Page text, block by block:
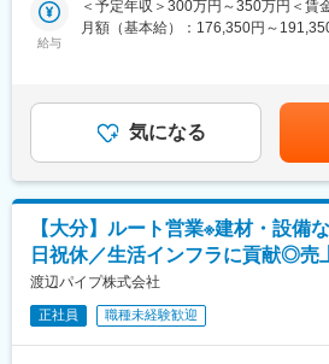
変更の範囲：会社の定める業務
です。
9割が既存のお客様への営業で、新規
■職務詳細
・既存取引先への訪問
・ 商品提案（1日5～10件）
・納品時の訪問を通じた課題ヒアリン
・見積作成、受発注、配送対応
・AI、ロボットなど幅広い商材の提案
給与
＜予定年収＞300万円～350万円＜賃
月額（基本給）：176,350円～
地域手当：・関西ブロック／20,000
モデル年収：30代／営業職／約550
金額であり、選考を通じて上下する
は固定手当を含めた表記です。
気になる
【大分】ルート営業※建材・設備
日祝休／生活インフラに貢献◎
渡辺パイプ株式会社
正社員 職種未経験歓迎